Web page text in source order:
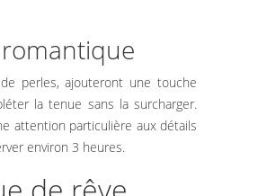
perles, ajouteront une touche
la tenue sans la surcharger.
attention particulière aux détails
environ 3 heures.